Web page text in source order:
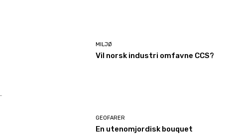
MILJØ
Vil norsk industri omfavne CCS?
GEOFARER
En utenomjordisk bouquet